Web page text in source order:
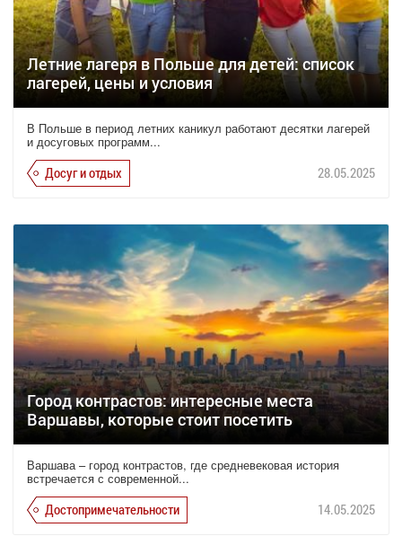
Летние лагеря в Польше для детей: список
лагерей, цены и условия
В Польше в период летних каникул работают десятки лагерей
и досуговых программ...
Досуг и отдых 28.05.2025
Город контрастов: интересные места
Варшавы, которые стоит посетить
Варшава – город контрастов, где средневековая история
встречается с современной...
Достопримечательности 14.05.2025